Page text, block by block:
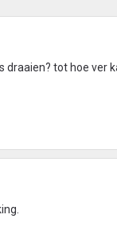
draaien? tot hoe ver